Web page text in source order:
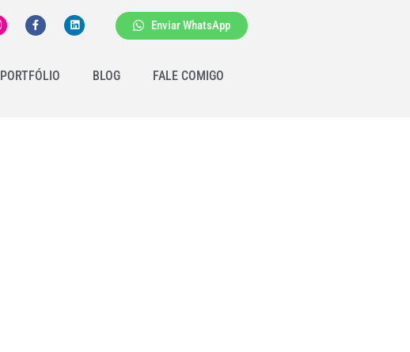
Enviar WhatsApp
PORTFÓLIO BLOG FALE COMIGO